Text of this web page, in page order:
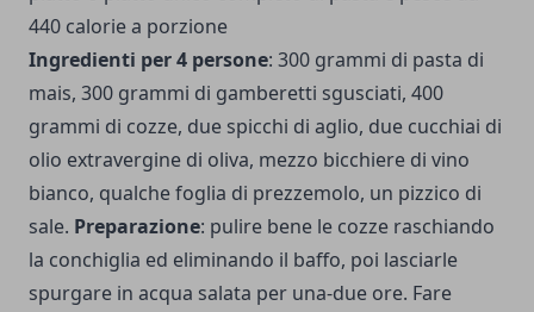
440 calorie a porzione
Ingredienti per 4 persone: 300 grammi di pasta di
mais, 300 grammi di gamberetti sgusciati, 400
grammi di cozze, due spicchi di aglio, due cucchiai di
olio extravergine di oliva, mezzo bicchiere di vino
bianco, qualche foglia di prezzemolo, un pizzico di
sale. Preparazione: pulire bene le cozze raschiando
la conchiglia ed eliminando il baffo, poi lasciarle
spurgare in acqua salata per una-due ore. Fare